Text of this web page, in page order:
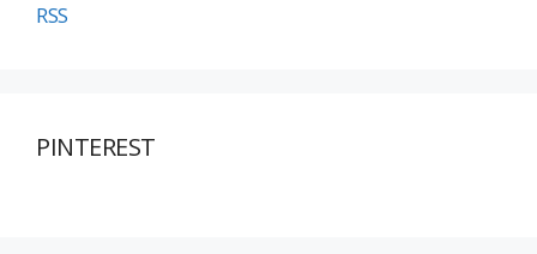
RSS
PINTEREST